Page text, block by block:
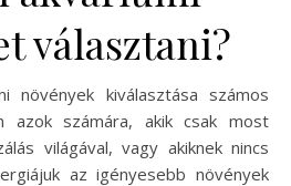
választani?
növények kiválasztása számos
azok számára, akik csak most
világával, vagy akiknek nincs
az igényesebb növények